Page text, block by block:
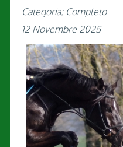
Categoria: Completo
12 Novembre 2025